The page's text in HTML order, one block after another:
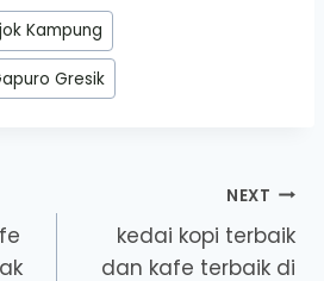
Kampung
Gresik
NEXT
kedai kopi terbaik
dan kafe terbaik di